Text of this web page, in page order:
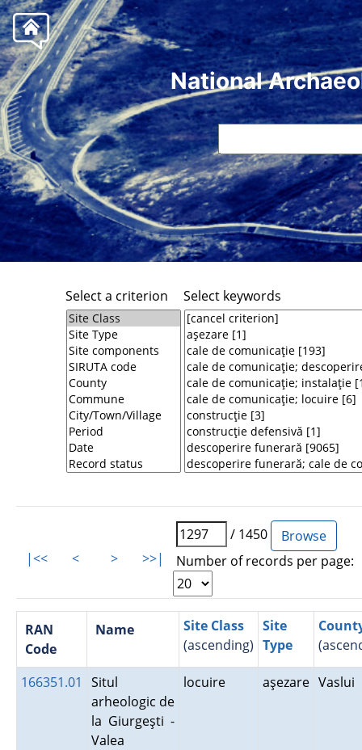
National
Select a criterion Select keywords
|<< < > >>|
/ 1450
Number of records per page:
RAN
Code
Name
Site Class
(ascending)
Site
Type
166351.01
Situl
arheologic de
la Giurgeşti -
Valea
locuire aşezare Vaslui